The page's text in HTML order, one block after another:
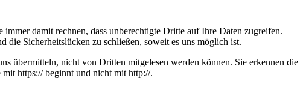
damit rechnen, dass unberechtigte Dritte auf Ihre Daten zugreifen.
die Sicherheitslücken zu schließen, soweit es uns möglich ist.
übermitteln, nicht von Dritten mitgelesen werden können. Sie erkennen die
mit https:// beginnt und nicht mit http://.